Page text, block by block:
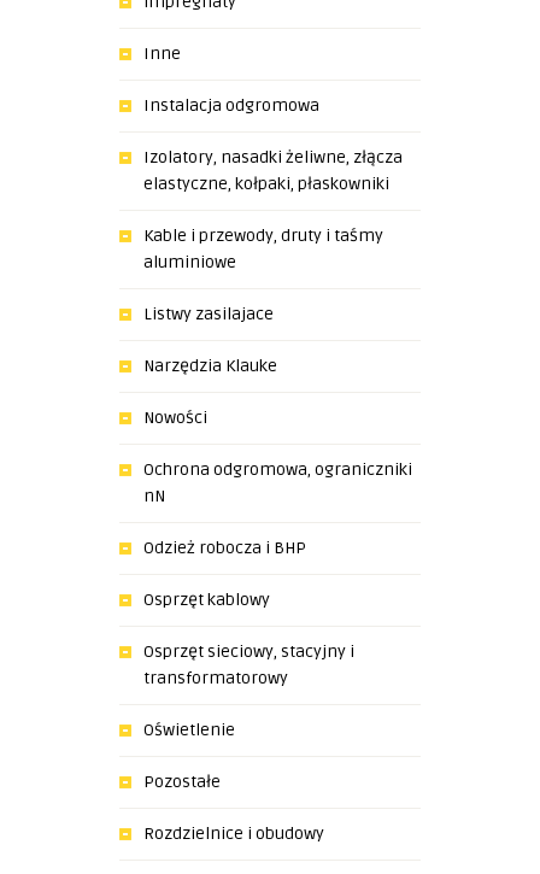
Inne
Instalacja odgromowa
Izolatory, nasadki żeliwne, złącza
elastyczne, kołpaki, płaskowniki
Kable i przewody, druty i taśmy
aluminiowe
Listwy zasilajace
Narzędzia Klauke
Nowości
Ochrona odgromowa, ograniczniki
nN
Odzież robocza i BHP
Osprzęt kablowy
Osprzęt sieciowy, stacyjny i
transformatorowy
Oświetlenie
Pozostałe
Rozdzielnice i obudowy